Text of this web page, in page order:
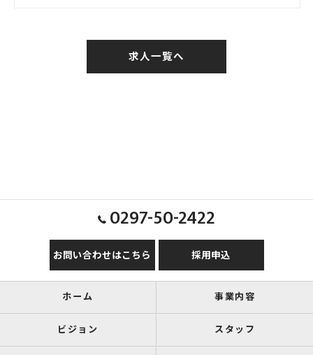
求人一覧へ
0297-50-2422
お問い合わせはこちら 採用申込
ホーム 事業内容
ビジョン スタッフ